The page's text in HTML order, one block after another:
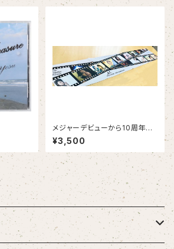
メジャーデビューから10周年の
記念タオル
¥3,500